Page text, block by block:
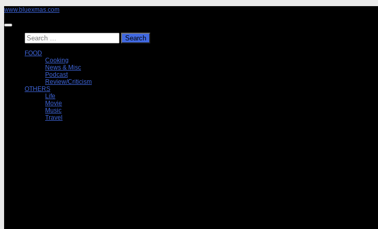
Skip
content
www.bluexmas.com
Search
for:
FOOD
Cooking
News & Misc
Podcast
Review/Criticism
OTHERS
Life
Movie
Music
Travel